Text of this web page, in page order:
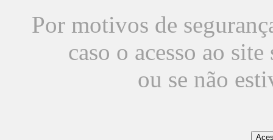
Por motivos de
caso o acesso ao
ou se não